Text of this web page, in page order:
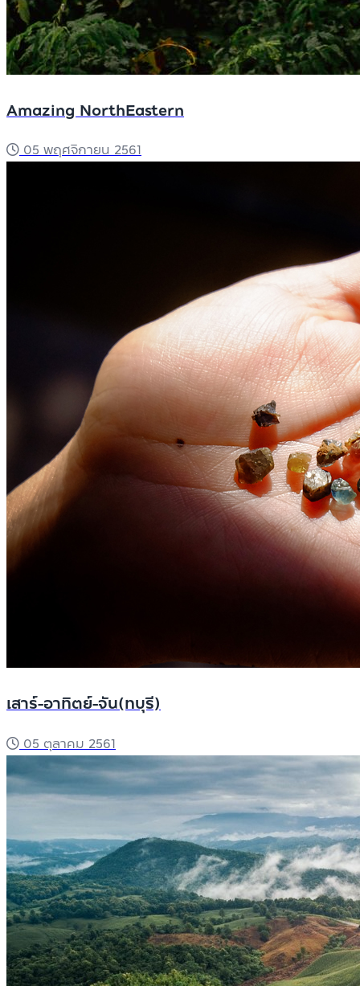
Amazing NorthEastern
05 พฤศจิกายน 2561
เสาร์-อาทิตย์-จัน(ทบุรี)
05 ตุลาคม 2561